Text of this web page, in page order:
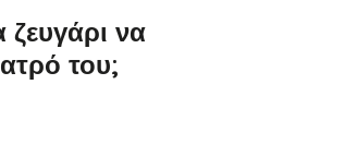
ζευγάρι να
του;